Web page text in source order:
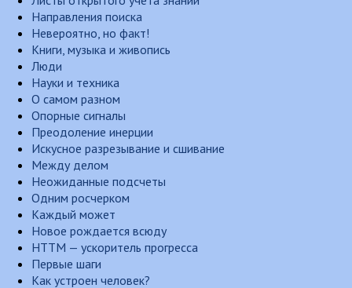
Направления поиска
Невероятно, но факт!
Книги, музыка и живопись
Люди
Науки и техника
О самом разном
Опорные сигналы
Преодоление инерции
Искусное разрезывание и сшивание
Между делом
Неожиданные подсчеты
Одним росчерком
Каждый может
Новое рождается всюду
НТТМ — ускоритель прогресса
Первые шаги
Как устроен человек?